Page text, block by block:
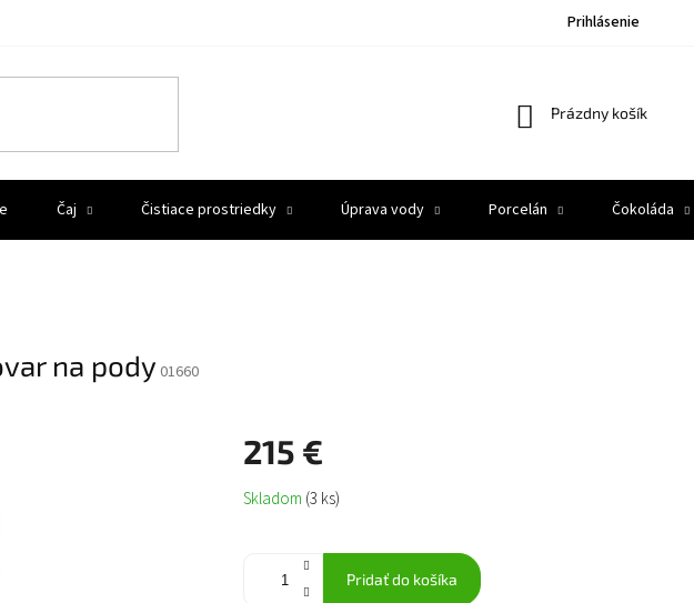
Prihlásenie
Nákupný
Prázdny košík
Čaj Čistiace prostriedky Úprava vody Porcelán Čokoláda
na pody 01660
215 €
Jednotková
cena:
Skladom (3 ks)
Pridať do košíka